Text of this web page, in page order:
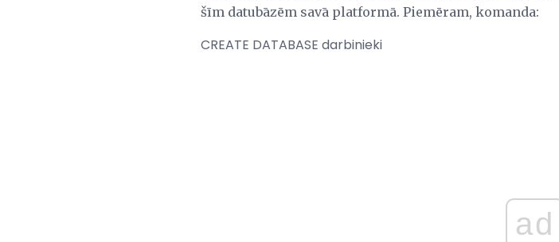
šīm datubāzēm savā platformā. Piemēram, komanda:
CREATE DATABASE darbinieki
ad